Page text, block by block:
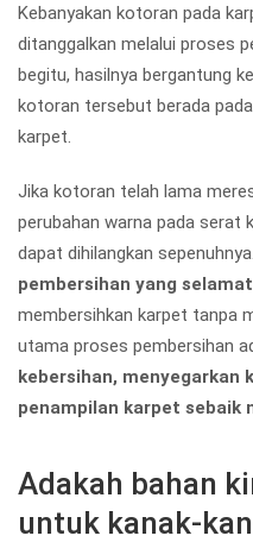
Kebanyakan kotoran pada
ditanggalkan melalui proses
begitu, hasilnya bergantung
kotoran tersebut berada
karpet.
Jika kotoran telah lama
perubahan warna pada serat
dapat dihilangkan
pembersihan yang
membersihkan karpet tanpa
utama proses pembersihan
kebersihan, menyegarkan
penampilan karpet sebaik
Adakah bahan
untuk kanak-